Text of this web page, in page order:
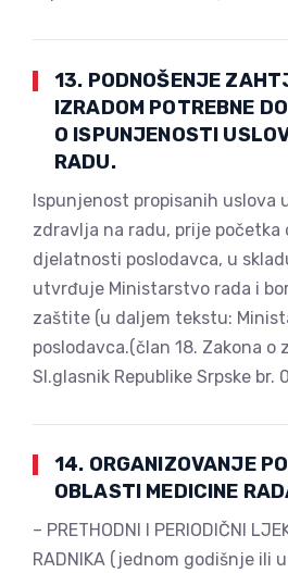
13. PODNOŠENJE
IZRADOM POTREBNE
O ISPUNJENOSTI
RADU.
Ispunjenost propisanih uslova
zdravlja na radu, prije početka
djelatnosti poslodavca, u
utvrđuje Ministarstvo rada i
zaštite (u daljem tekstu:
poslodavca.(član 18. Zakona o
Sl.glasnik Republike Srpske br.
14. ORGANIZOVANJE
OBLASTI MEDICINE
– PRETHODNI I PERIODIČNI
RADNIKA (jednom godišnje ili